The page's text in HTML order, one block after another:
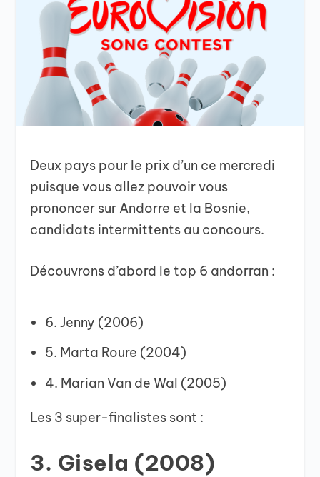
Deux pays pour le prix d’un ce mercredi
puisque vous allez pouvoir vous
prononcer sur Andorre et la Bosnie,
candidats intermittents au concours.
Découvrons d’abord le top 6 andorran :
6. Jenny (2006)
5. Marta Roure (2004)
4. Marian Van de Wal (2005)
Les 3 super-finalistes sont :
3. Gisela (2008)